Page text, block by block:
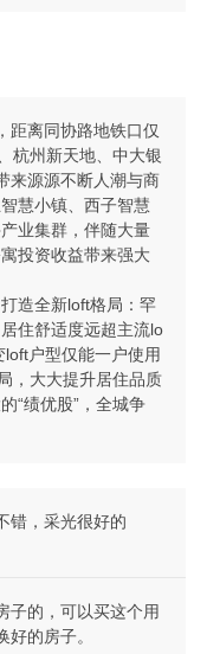
距离同协路地铁口仅
杭州新天地、中大银
来源源不断人潮与商
慧小镇、西子智慧
业集群，伴随大量
投资收益带来强大
造全新loft格局：罕
住舒适度远超主流lo
loft户型仅能一户使用
，大大提升居住品质
“绩优股”，全城争
错，采光很好的
子的，可以买这个用
的房子。